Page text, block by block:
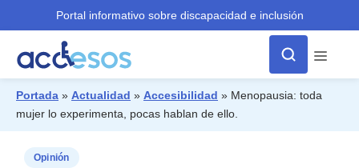
Portal informativo sobre discapacidad e inclusión
Menú
¿Qué buscas?
Portada » Actualidad » Accesibilidad » Menopausia: toda
mujer lo experimenta, pocas hablan de ello.
Opinión